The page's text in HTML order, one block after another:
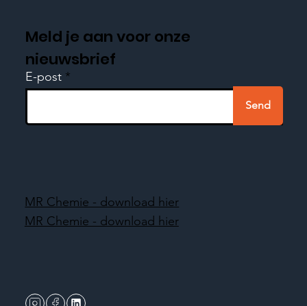
Meld je aan voor onze
nieuwsbrief
E-post
Send
MR Chemie - download hier
MR Chemie - download hier